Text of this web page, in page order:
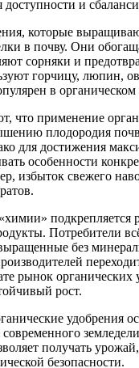
доступности и
которые
в почву. Они
сорняки и
горчицу, люпин,
в органическом
что применение
плодородия
для достижения
особенности
избыток свежего
Потребители
без
рынок органических
рост.
удобрения
получать
безопасности.